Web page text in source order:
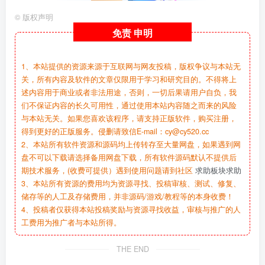
© 版权声明
免责 申明
1、本站提供的资源来源于互联网与网友投稿，版权争议与本站无
关，所有内容及软件的文章仅限用于学习和研究目的。不得将上
述内容用于商业或者非法用途，否则，一切后果请用户自负，我
们不保证内容的长久可用性，通过使用本站内容随之而来的风险
与本站无关。如果您喜欢该程序，请支持正版软件，购买注册，
得到更好的正版服务。侵删请致信E-mail：cy@cy520.cc
2、本站所有软件资源和源码均上传转存至大量网盘，如果遇到网
盘不可以下载请选择备用网盘下载，所有软件源码默认不提供后
期技术服务，(收费可提供）遇到使用问题请到社区 求助板块求助
3、本站所有资源的费用均为资源寻找、投稿审核、测试、修复、
储存等的人工及存储费用，并非源码/游戏/教程等的本身收费！
4、投稿者仅获得本站投稿奖励与资源寻找收益，审核与推广的人
工费用为推广者与本站所得。
THE END